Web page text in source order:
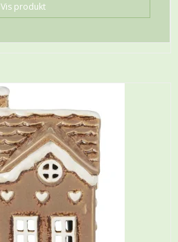
Vis produkt